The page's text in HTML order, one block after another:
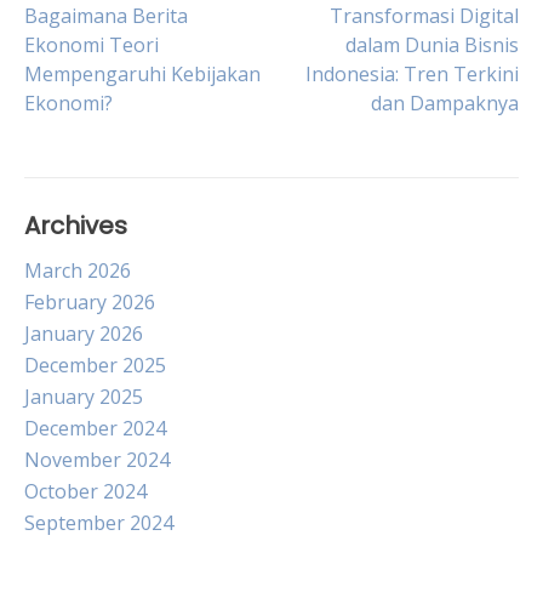
Post
navigation
Bagaimana Berita
Ekonomi Teori
Mempengaruhi Kebijakan
Ekonomi?
Transformasi Digital
dalam Dunia Bisnis
Indonesia: Tren Terkini
dan Dampaknya
Archives
March 2026
February 2026
January 2026
December 2025
January 2025
December 2024
November 2024
October 2024
September 2024